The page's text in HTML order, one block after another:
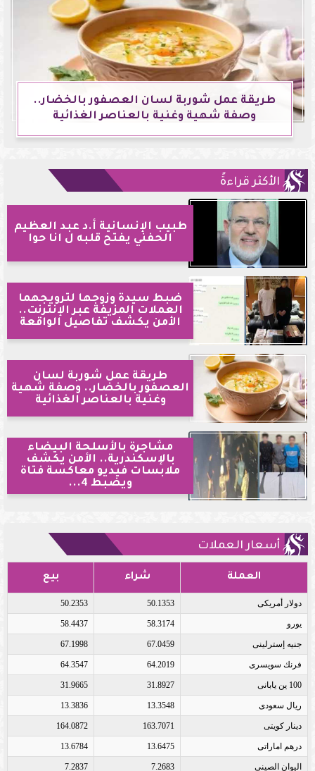
طريقة عمل شوربة لسان العصفور بالخضار..
وصفة شهية وغنية بالعناصر الغذائية
الأكثر قراءةً
طبيب الإنسانية أ.د عبد العظيم
الحفني يفتح قلبه ل انا حوا
ضبط سيدة وزوجها لترويجهما
العملات المزيفة عبر الإنترنت..
الأمن يكشف تفاصيل الواقعة
طريقة عمل شوربة لسان
العصفور بالخضار.. وصفة شهية
وغنية بالعناصر الغذائية
مشاجرة بالأسلحة البيضاء
بالإسكندرية.. الأمن يكشف
ملابسات فيديو معاكسة فتاة
ويضبط 4...
أسعار العملات
العملة شراء بيع
دولار أمريكى 50.1353
50.2353
يورو 58.3174
58.4437
جنيه إسترلينى 67.0459
67.1998
فرنك سويسرى 64.2019
64.3547
100 ين يابانى 31.8927
31.9665
ريال سعودى 13.3548
13.3836
دينار كويتى 163.7071
164.0872
درهم اماراتى 13.6475
13.6784
اليوان الصينى 7.2683
7.2837